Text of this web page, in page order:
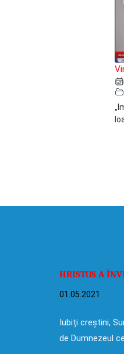
HRISTOS A
01.05.2021
Iubiți creștini,
de Dumnezeul